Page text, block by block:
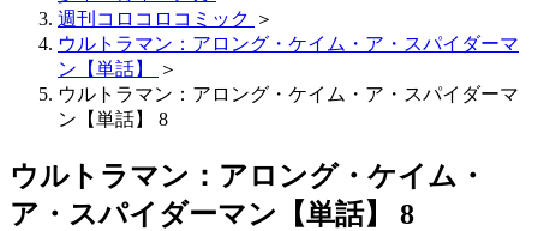
週刊コロコロコミック ＞
ウルトラマン：アロング・ケイム・ア・スパイダーマ
ン【単話】
＞
ウルトラマン：アロング・ケイム・ア・スパイダーマ
ン【単話】 8
ウルトラマン：アロング・ケイム・
ア・スパイダーマン【単話】 8